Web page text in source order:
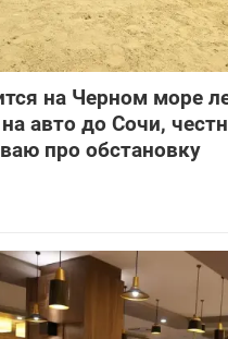
на Черном море
авто до Сочи,
про обстановку